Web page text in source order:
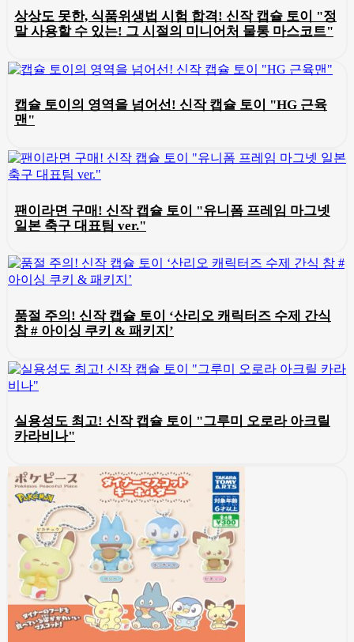
상상도 못한, 식품위생법 시험 합격! 신작 캡슐 토이 "정
말 사용할 수 있는! 그 시절의 미니어처 물통 마스코트"
캡슐 토이의 영역을 넘어선! 신작 캡슐 토이 "HG 근육
맨"
팬이라면 구매! 신작 캡슐 토이 "유니폼 프레임 마그넷
일본 축구 대표팀 ver."
품절 주의! 신작 캡슐 토이 ‘산리오 캐릭터즈 수제 간식
참 # 아이싱 쿠키 & 패키지’
실용성도 최고! 신작 캡슐 토이 "그루미 오로라 아크릴
카라비나"